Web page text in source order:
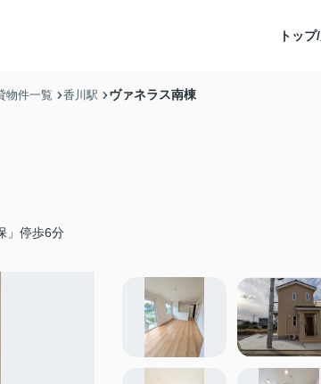
トップ/
物件一覧 香川駅 ヴァネラス南棟
」停歩6分